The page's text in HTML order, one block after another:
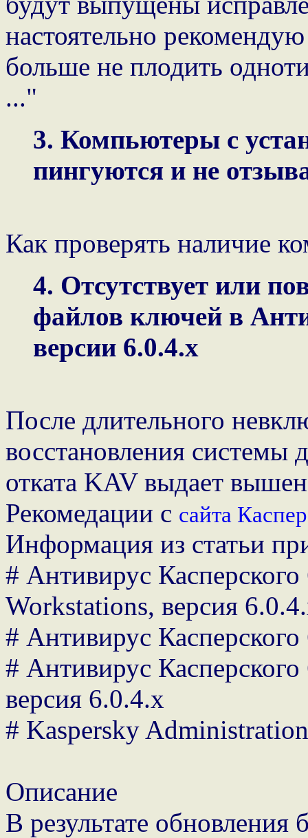
настоятельно
больше не плодить
..."
3. Компьютеры с
пингуются и не
Как проверять наличие
4. Отсутствует или
файлов ключей в
версии 6.0.4.x
После длительного
восстановления системы
отката KAV выдает
Рекомедации с сайта
Информация из статьи
# Антивирус
Workstations, версия
# Антивирус
# Антивирус
версия 6.0.4.х
# Kaspersky
Описание
В результате обновления